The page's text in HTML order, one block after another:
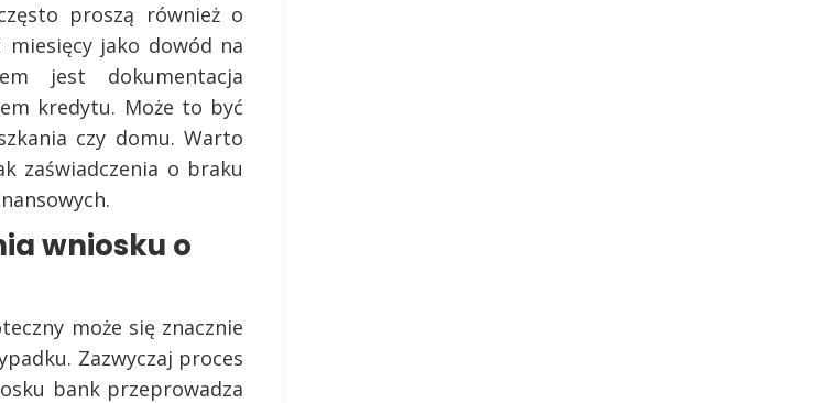
proszą również o
jako dowód na
jest dokumentacja
kredytu. Może to być
czy domu. Warto
zaświadczenia o braku
wniosku o
może się znacznie
Zazwyczaj proces
bank przeprowadza